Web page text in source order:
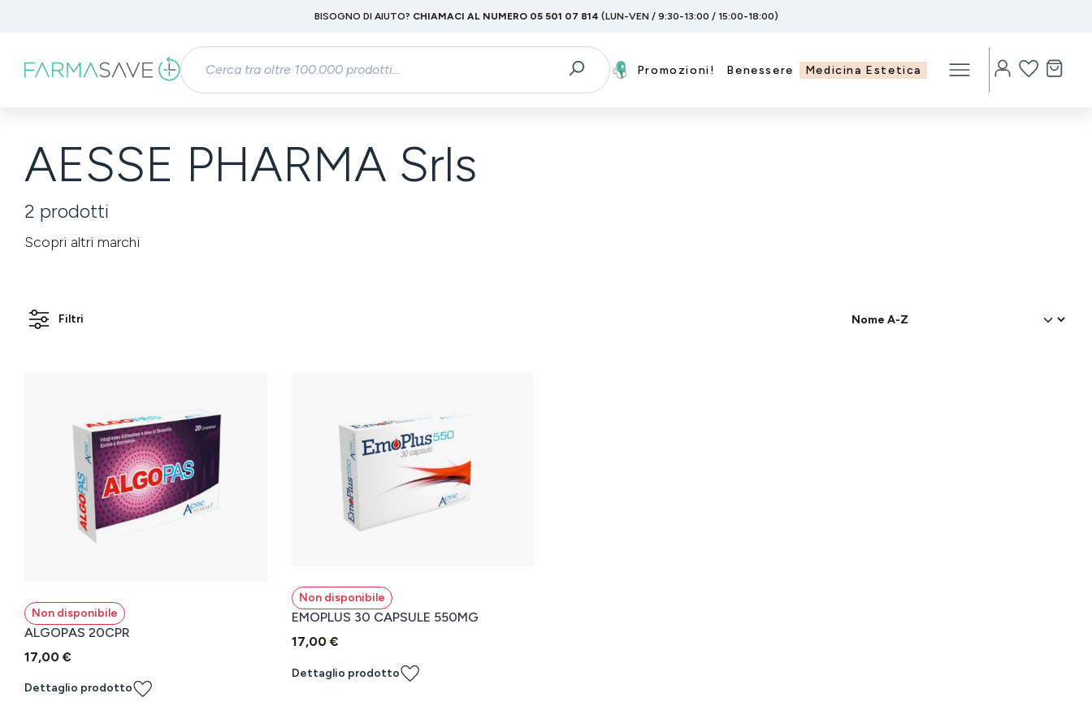
Passa alla navigazione principale
BISOGNO DI AIUTO? CHIAMACI AL NUMERO 05 501 07 814 (LUN-VEN / 9:30-13:00 / 15:00-18:00)
Promozioni! Benessere Medicina Estetica
AESSE PHARMA Srls
2 prodotti
Scopri altri marchi
Filtri
Non disponibile
ALGOPAS 20CPR
17,00 €
Dettaglio prodotto
Non disponibile
EMOPLUS 30 CAPSULE 550MG
17,00 €
Dettaglio prodotto